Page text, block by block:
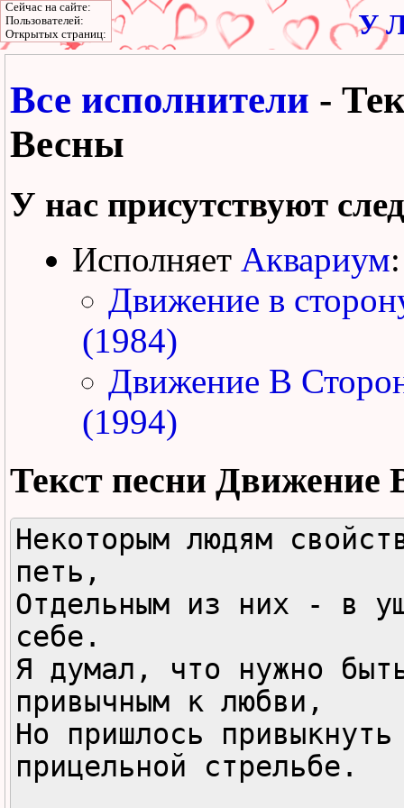
У
Все исполнители -
Весны
У нас присутствуют
Исполняет Аквариум:
Движение в
(1984)
Движение В
(1994)
Текст песни Движение
Некоторым людям
петь,
Отдельным из них - в
себе.
Я думал, что нужно
привычным к любви,
Но пришлось
прицельной стрельбе.
Сейчас на сайте:
Пользователей:
Открытых страниц: